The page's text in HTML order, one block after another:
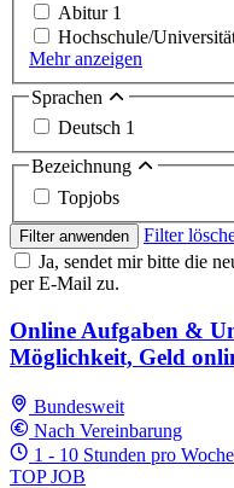
Abitur 1
Hochschule/
Mehr anzeigen
Sprachen
Deutsch 1
Bezeichnung
Topjobs
Filter anwenden
Filter
Ja, sendet mir bitte die
per E-Mail zu.
Online Aufgaben &
Möglichkeit, Geld
Bundesweit
Nach Vereinbarung
1 - 10 Stunden pro Woche
TOP JOB